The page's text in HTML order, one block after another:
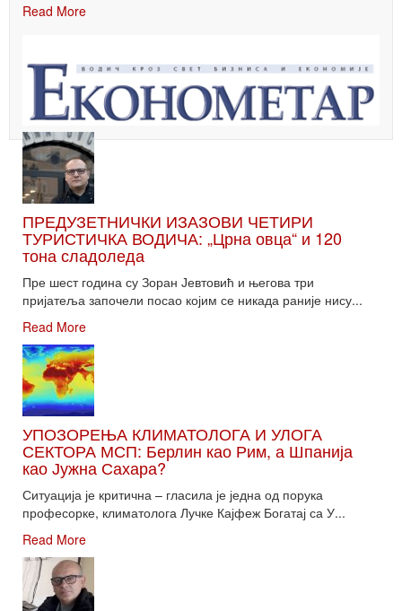
Read More
ПРЕДУЗЕТНИЧКИ ИЗАЗОВИ ЧЕТИРИ
ТУРИСТИЧКА ВОДИЧА: „Црна овца“ и 120
тона сладоледа
Пре шест година су Зоран Јевтовић и његова три
пријатеља започели посао којим се никада раније нису...
Read More
УПОЗОРЕЊА КЛИМАТОЛОГА И УЛОГА
СЕКТОРА МСП: Берлин као Рим, а Шпанија
као Јужна Сахара?
Ситуација је критична – гласила је једна од порука
професорке, климатолога Лучке Кајфеж Богатај са У...
Read More